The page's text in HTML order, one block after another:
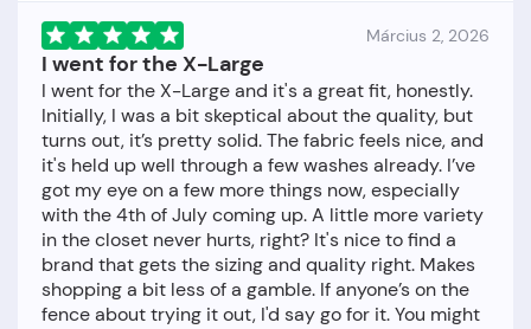
Március 2, 2026
I went for the X-Large
I went for the X-Large and it's a great fit, honestly.
Initially, I was a bit skeptical about the quality, but
turns out, it’s pretty solid. The fabric feels nice, and
it's held up well through a few washes already. I’ve
got my eye on a few more things now, especially
with the 4th of July coming up. A little more variety
in the closet never hurts, right? It's nice to find a
brand that gets the sizing and quality right. Makes
shopping a bit less of a gamble. If anyone’s on the
fence about trying it out, I'd say go for it. You might